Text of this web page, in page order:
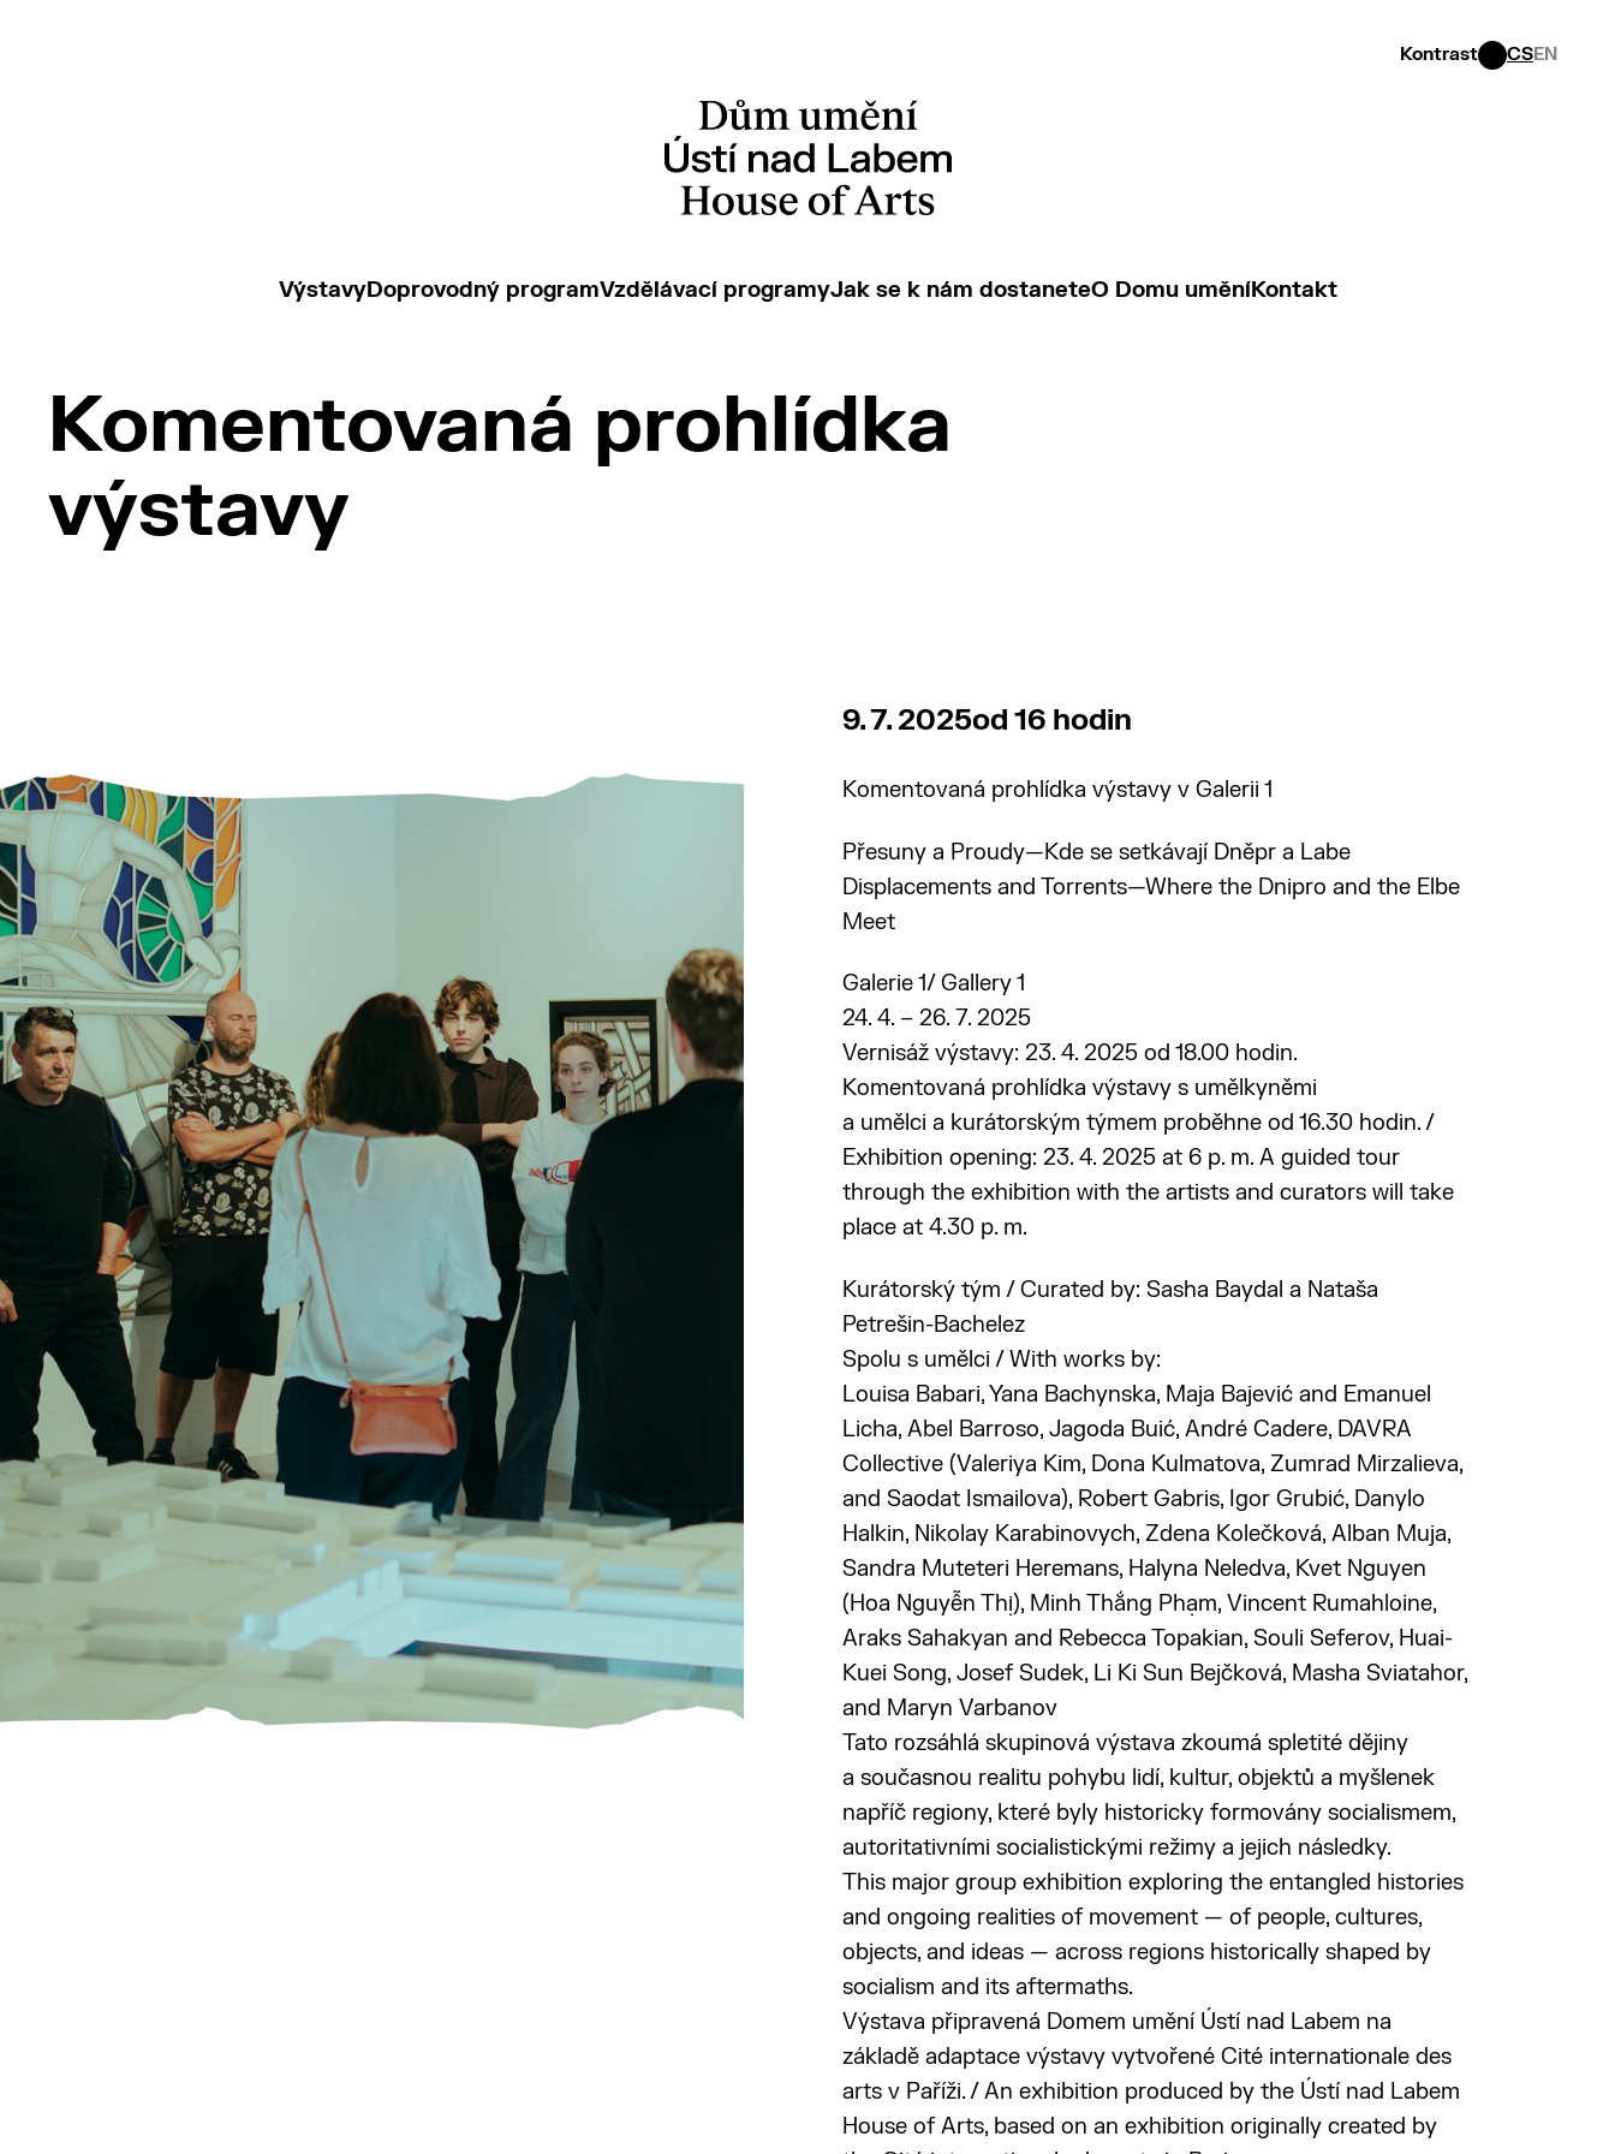
Kontrast CSEN
VýstavyDoprovodný programVzdělávací programyJak se k nám dostaneteO Domu uměníKontakt
Komentovaná prohlídka
výstavy
9. 7. 2025od 16 hodin
Komentovaná prohlídka výstavy v Galerii 1
Přesuny a Proudy—Kde se setkávají Dněpr a Labe
Displacements and Torrents—Where the Dnipro and the Elbe
Meet
Galerie 1/ Gallery 1
24. 4. – 26. 7. 2025
Vernisáž výstavy: 23. 4. 2025 od 18.00 hodin.
Komentovaná prohlídka výstavy s umělkyněmi
a umělci a kurátorským týmem proběhne od 16.30 hodin. /
Exhibition opening: 23. 4. 2025 at 6 p. m. A guided tour
through the exhibition with the artists and curators will take
place at 4.30 p. m.
Kurátorský tým / Curated by: Sasha Baydal a Nataša
Petrešin-Bachelez
Spolu s umělci / With works by:
Louisa Babari, Yana Bachynska, Maja Bajević and Emanuel
Licha, Abel Barroso, Jagoda Buić, André Cadere, DAVRA
Collective (Valeriya Kim, Dona Kulmatova, Zumrad Mirzalieva,
and Saodat Ismailova), Robert Gabris, Igor Grubić, Danylo
Halkin, Nikolay Karabinovych, Zdena Kolečková, Alban Muja,
Sandra Muteteri Heremans, Halyna Neledva, Kvet Nguyen
(Hoa Nguyễn Thị), Minh Thắng Phạm, Vincent Rumahloine,
Araks Sahakyan and Rebecca Topakian, Souli Seferov, Huai-
Kuei Song, Josef Sudek, Li Ki Sun Bejčková, Masha Sviatahor,
and Maryn Varbanov
Tato rozsáhlá skupinová výstava zkoumá spletité dějiny
a současnou realitu pohybu lidí, kultur, objektů a myšlenek
napříč regiony, které byly historicky formovány socialismem,
autoritativními socialistickými režimy a jejich následky.
This major group exhibition exploring the entangled histories
and ongoing realities of movement — of people, cultures,
objects, and ideas — across regions historically shaped by
socialism and its aftermaths.
Výstava připravená Domem umění Ústí nad Labem na
základě adaptace výstavy vytvořené Cité internationale des
arts v Paříži. / An exhibition produced by the Ústí nad Labem
House of Arts, based on an exhibition originally created by